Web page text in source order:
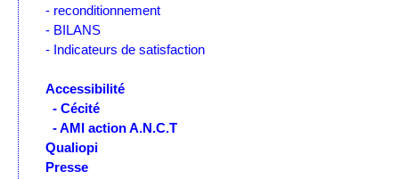
- reconditionnement
- BILANS
- Indicateurs de satisfaction
Accessibilité
- Cécité
- AMI action A.N.C.T
Qualiopi
Presse